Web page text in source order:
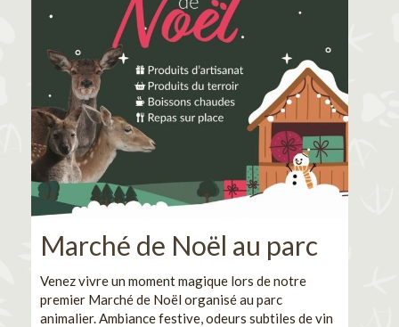
Marché de Noël au parc
Venez vivre un moment magique lors de notre
premier Marché de Noël organisé au parc
animalier. Ambiance festive, odeurs subtiles de vin